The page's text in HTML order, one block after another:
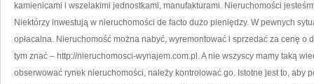
kamienicami i wszelakimi jednostkami, manufakturami. Nieruchomości
Niektórzy inwestują w nieruchomości de facto dużo pieniędzy. W pewnych
opłacalna. Nieruchomość można nabyć, wyremontować i sprzedać za cenę o
tym znać – http://nieruchomosci-wynajem.com.pl. A nie wszyscy mamy taką
obserwować rynek nieruchomości, należy kontrolować go. Istotne jest to, aby